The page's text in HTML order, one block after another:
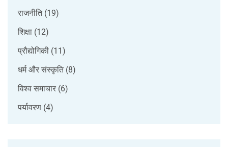
राजनीति (19)
शिक्षा (12)
प्रौद्योगिकी (11)
धर्म और संस्कृति (8)
विश्व समाचार (6)
पर्यावरण (4)